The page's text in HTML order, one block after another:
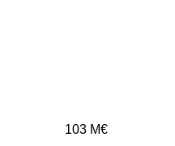
103 M€